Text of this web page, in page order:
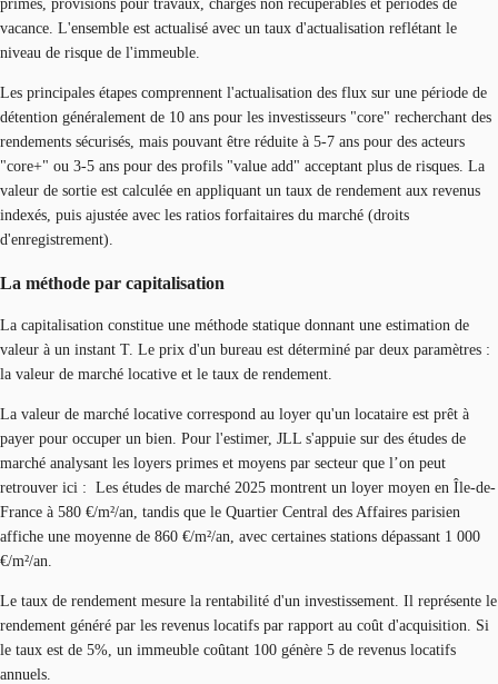
primes, provisions pour travaux, charges non récupérables et périodes de
vacance. L'ensemble est actualisé avec un taux d'actualisation reflétant le
niveau de risque de l'immeuble.
Les principales étapes comprennent l'actualisation des flux sur une période de
détention généralement de 10 ans pour les investisseurs "core" recherchant des
rendements sécurisés, mais pouvant être réduite à 5-7 ans pour des acteurs
"core+" ou 3-5 ans pour des profils "value add" acceptant plus de risques. La
valeur de sortie est calculée en appliquant un taux de rendement aux revenus
indexés, puis ajustée avec les ratios forfaitaires du marché (droits
d'enregistrement).
La méthode par capitalisation
La capitalisation constitue une méthode statique donnant une estimation de
valeur à un instant T. Le prix d'un bureau est déterminé par deux paramètres :
la valeur de marché locative et le taux de rendement.
La valeur de marché locative correspond au loyer qu'un locataire est prêt à
payer pour occuper un bien. Pour l'estimer, JLL s'appuie sur des études de
marché analysant les loyers primes et moyens par secteur que l’on peut
retrouver ici : Les études de marché 2025 montrent un loyer moyen en Île-de-
France à 580 €/m²/an, tandis que le Quartier Central des Affaires parisien
affiche une moyenne de 860 €/m²/an, avec certaines stations dépassant 1 000
€/m²/an.
Le taux de rendement mesure la rentabilité d'un investissement. Il représente le
rendement généré par les revenus locatifs par rapport au coût d'acquisition. Si
le taux est de 5%, un immeuble coûtant 100 génère 5 de revenus locatifs
annuels.